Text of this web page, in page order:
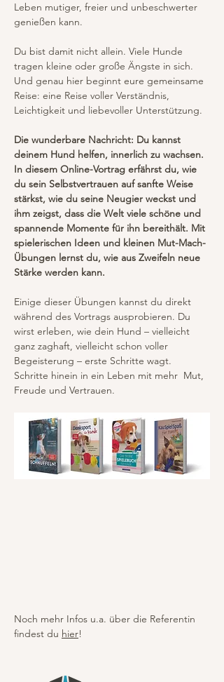
Leben mutiger, freier und unbeschwerter
genießen kann.
Du bist damit nicht allein. Viele Hunde
tragen kleine oder große Ängste in sich.
Und genau hier beginnt eure gemeinsame
Reise: eine Reise voller Verständnis,
Leichtigkeit und liebevoller Unterstützung.
Die wunderbare Nachricht: Du kannst
deinem Hund helfen, innerlich zu wachsen.
In diesem Online-Vortrag erfährst du, wie
du sein Selbstvertrauen auf sanfte Weise
stärkst, wie du seine Neugier weckst und
ihm zeigst, dass die Welt viele schöne und
spannende Momente für ihn bereithält. Mit
spielerischen Ideen und kleinen Mut-Mach-
Übungen lernst du, wie aus Zweifeln neue
Stärke werden kann.
Einige dieser Übungen kannst du direkt
während des Vortrags ausprobieren. Du
wirst erleben, wie dein Hund – vielleicht
ganz zaghaft, vielleicht schon voller
Begeisterung – erste Schritte wagt.
Schritte hinein in ein Leben mit mehr  Mut,
Freude und Vertrauen.
Noch mehr Infos u.a. über die Referentin
findest du hier!